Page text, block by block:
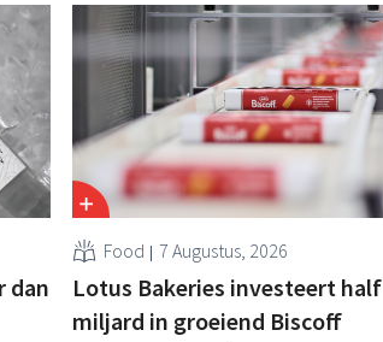
dan
Food 7 Augustus, 2026
Lotus Bakeries investeert half
miljard in groeiend Biscoff